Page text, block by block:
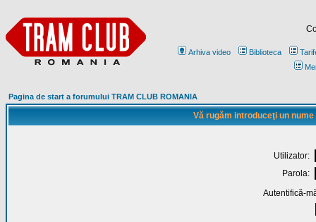
Arhiva video Biblioteca
Pagina de start a forumului TRAM CLUB ROMANIA
Vă rugăm introduceţi un
Utilizator:
Parola:
Autentifică-